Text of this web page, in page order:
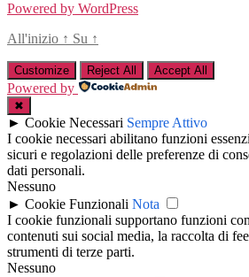
Powered by WordPress
All'inizio ↑ Su ↑
Customize Reject All Accept All
Powered by
✖
► Cookie Necessari Sempre Attivo
I cookie necessari abilitano funzioni
sicuri e regolazioni delle preferenze di
dati personali.
Nessuno
► Cookie Funzionali Nota
I cookie funzionali supportano funzioni
contenuti sui social media, la raccolta di
strumenti di terze parti.
Nessuno